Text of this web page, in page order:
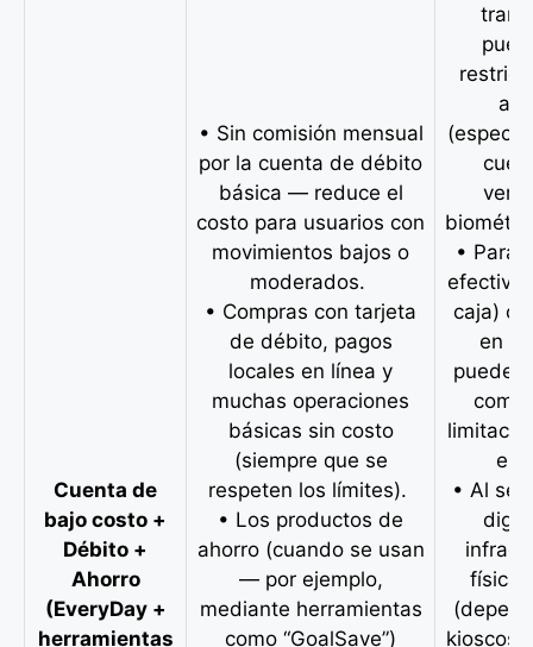
Cuenta de
bajo costo +
Débito +
Ahorro
(EveryDay +
herramientas
• Sin comisión mensual
por la cuenta de débito
básica — reduce el
costo para usuarios con
movimientos bajos o
moderados.
• Compras con tarjeta
de débito, pagos
locales en línea y
muchas operaciones
básicas sin costo
(siempre que se
respeten los límites).
• Los productos de
ahorro (cuando se usan
— por ejemplo,
mediante herramientas
como “GoalSave”)
• Para
efectivo
caja) o
en
pueden
el
• Al ser
física
kioscos